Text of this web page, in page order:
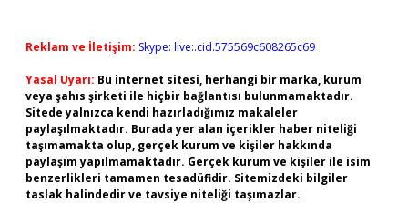
Reklam ve İletişim: Skype: live:.cid.575569c608265c69
Yasal Uyarı: Bu internet sitesi, herhangi bir marka, kurum
veya şahıs şirketi ile hiçbir bağlantısı bulunmamaktadır.
Sitede yalnızca kendi hazırladığımız makaleler
paylaşılmaktadır. Burada yer alan içerikler haber niteliği
taşımamakta olup, gerçek kurum ve kişiler hakkında
paylaşım yapılmamaktadır. Gerçek kurum ve kişiler ile isim
benzerlikleri tamamen tesadüfidir. Sitemizdeki bilgiler
taslak halindedir ve tavsiye niteliği taşımazlar.